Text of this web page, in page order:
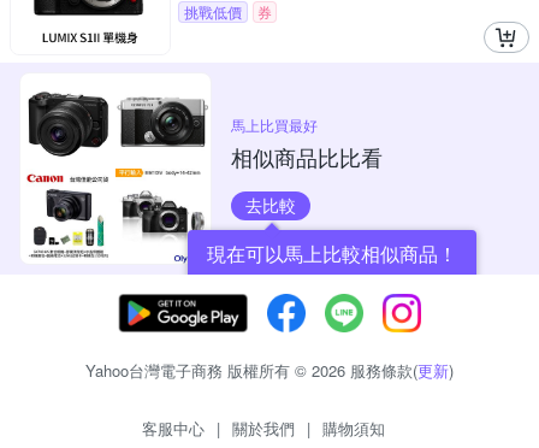
挑戰低價 券
馬上比買最好
相似商品比比看
去比較
現在可以馬上比較相似商品！
Yahoo台灣電子商務 版權所有 © 2026 服務條款(更新)
客服中心 | 關於我們 | 購物須知